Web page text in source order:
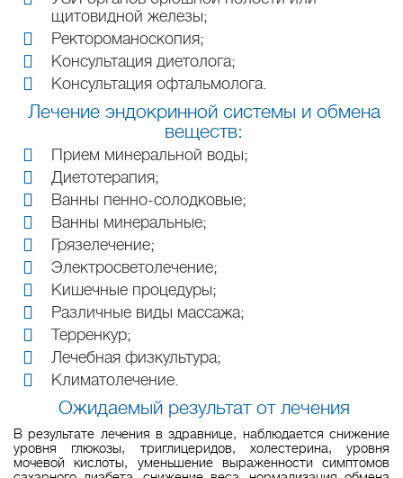
щитовидной железы;
Ректороманоскопия;
Консультация диетолога;
Консультация офтальмолога.
Лечение эндокринной системы и обмена
веществ:
Прием минеральной воды;
Диетотерапия;
Ванны пенно-солодковые;
Ванны минеральные;
Грязелечение;
Электросветолечение;
Кишечные процедуры;
Различные виды массажа;
Терренкур;
Лечебная физкультура;
Климатолечение.
Ожидаемый результат от лечения
В результате лечения в здравнице, наблюдается снижение
уровня глюкозы, триглицеридов, холестерина, уровня
мочевой кислоты, уменьшение выраженности симптомов